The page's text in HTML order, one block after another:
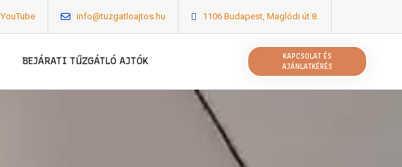
YouTube info@tuzgatloajtos.hu 1106 Budapest, Maglódi út 8.
BEJÁRATI TŰZGÁTLÓ AJTÓK
KAPCSOLAT ÉS
AJÁNLATKÉRÉS